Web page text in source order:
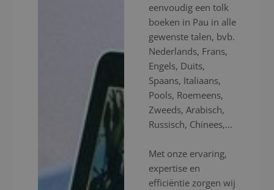
eenvoudig een tolk
boeken in Pau in alle
gewenste talen, bvb.
Nederlands, Frans,
Engels, Duits,
Spaans, Italiaans,
Pools, Roemeens,
Zweeds, Arabisch,
Russisch, Chinees,...
Met onze ervaring,
expertise en
efficiëntie zorgen wij